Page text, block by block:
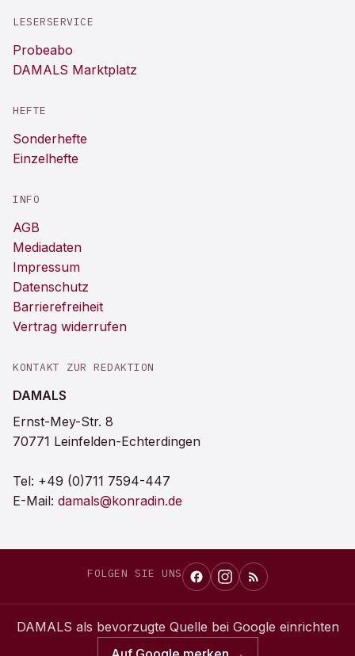
LESERSERVICE
Probeabo
DAMALS Marktplatz
HEFTE
Sonderhefte
Einzelhefte
INFO
AGB
Mediadaten
Impressum
Datenschutz
Barrierefreiheit
Vertrag widerrufen
KONTAKT ZUR REDAKTION
DAMALS
Ernst-Mey-Str. 8
70771 Leinfelden-Echterdingen
Tel: +49 (0)711 7594-447
E-Mail: damals@konradin.de
FOLGEN SIE UNS
DAMALS als bevorzugte Quelle bei Google einrichten